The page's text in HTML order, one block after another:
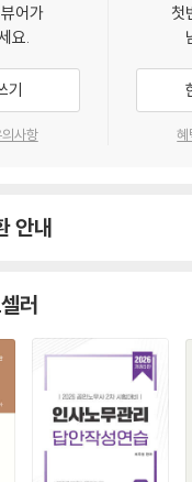
과 단점
과 단점
의 HR architecture
기반 모집
요 지표
data)
측치와 준거치, 그리고 결합
공률, 기초율
효과성 검증
의 개념과 시험-재시
한 신뢰성(equivalent
성(inter-rater reliability)
식사 시간 등)에 메모리카드
성하여 테스트를 진행한다면
지할 수 있으리라 기대합니
어가
요.
기
사항
첫
혜
안내
러